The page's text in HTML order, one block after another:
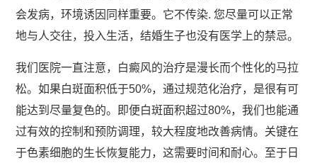
会发病，环境诱因同样重要。它不传染. 您尽量可以正常
地与人交往，投入生活，结婚生子也没有医学上的禁忌。
我们医院一直注意，白癜风的治疗是漫长而个性化的马拉
松。如果白斑面积低于50%，通过规范化治疗，是很有可
能达到尽量复色的。即便白斑面积超过80%，我们也能通
过有效的控制和预防调理，较大程度地改善病情。关键在
于色素细胞的生长恢复能力，这需要时间和耐心。至于日